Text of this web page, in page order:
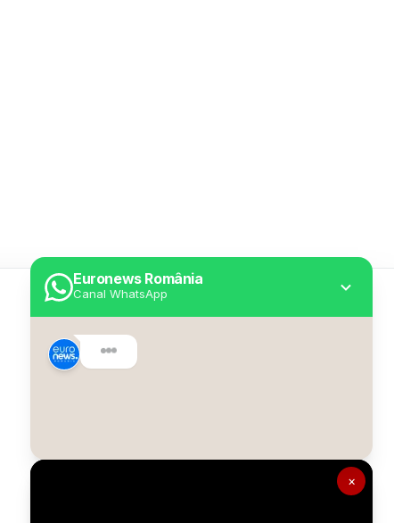
×
Euronews România
Canal WhatsApp
Despre Euronews